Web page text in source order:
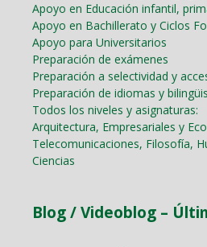
Apoyo en Educación infantil,
Apoyo en Bachillerato y Ciclos
Apoyo para Universitarios
Preparación de exámenes
Preparación a selectividad y
Preparación de idiomas y
Todos los niveles y asignaturas:
Arquitectura, Empresariales y
Telecomunicaciones, Filosofía,
Ciencias
Blog / Videoblog –